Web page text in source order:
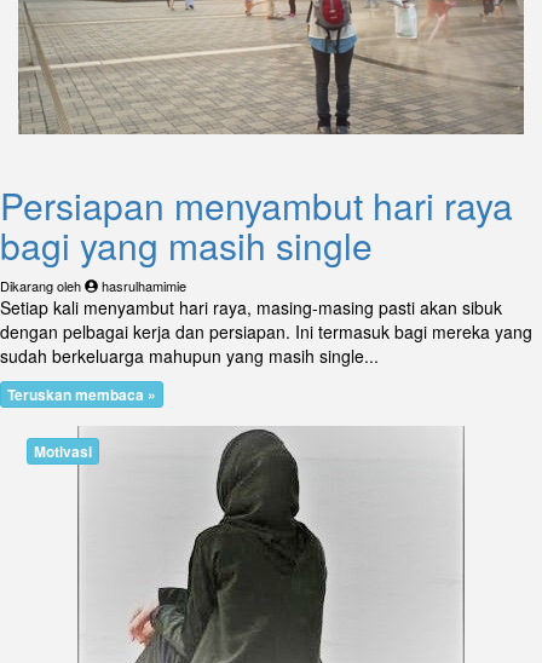
Persiapan menyambut hari raya
bagi yang masih single
Dikarang oleh hasrulhamimie
Setiap kali menyambut hari raya, masing-masing pasti akan sibuk
dengan pelbagai kerja dan persiapan. Ini termasuk bagi mereka yang
sudah berkeluarga mahupun yang masih single...
Teruskan membaca »
Motivasi